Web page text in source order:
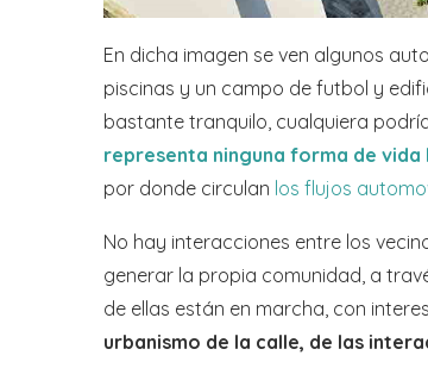
En dicha imagen se ven algunos
piscinas y un campo de futbol y
bastante tranquilo, cualquiera
representa ninguna forma de vida
por donde circulan los flujos
No hay interacciones entre los
generar la propia comunidad, a
de ellas están en marcha, con
urbanismo de la calle, de las